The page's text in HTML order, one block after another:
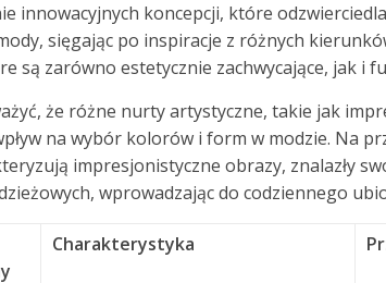
innowacyjnych koncepcji, które
sięgając po inspiracje z różnych
są zarówno estetycznie zachwycające, jak i
że różne nurty artystyczne, takie jak
na wybór kolorów i form w modzie. Na
impresjonistyczne obrazy, znalazły
wprowadzając do codziennego
Charakterystyka